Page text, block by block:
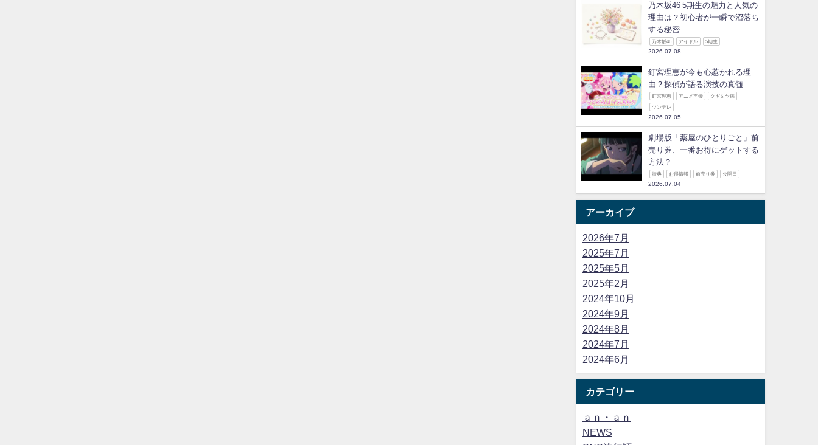
乃木坂46 5期生の魅力と人気の
理由は？初心者が一瞬で沼落ち
する秘密
乃木坂46 アイドル 5期生
2026.07.08
釘宮理恵が今も心惹かれる理
由？探偵が語る演技の真髄
釘宮理恵 アニメ声優 クギミヤ病
ツンデレ
2026.07.05
劇場版「薬屋のひとりごと」前
売り券、一番お得にゲットする
方法？
特典 お得情報 前売り券 公開日
2026.07.04
アーカイブ
2026年7月
2025年7月
2025年5月
2025年2月
2024年10月
2024年9月
2024年8月
2024年7月
2024年6月
カテゴリー
ａｎ・ａｎ
NEWS